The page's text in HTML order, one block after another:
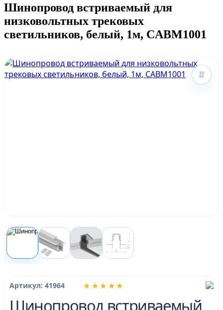
Шинопровод встриваемый для
низковольтных трековых
светильников, белый, 1м, CABM1001
★★★★★
Артикул: 41964
Шинопровод встриваемый